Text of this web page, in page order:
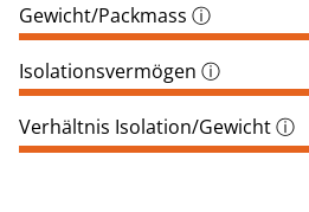
Gewicht/Packmass ⓘ
Isolationsvermögen ⓘ
Verhältnis Isolation/Gewichtⓘ